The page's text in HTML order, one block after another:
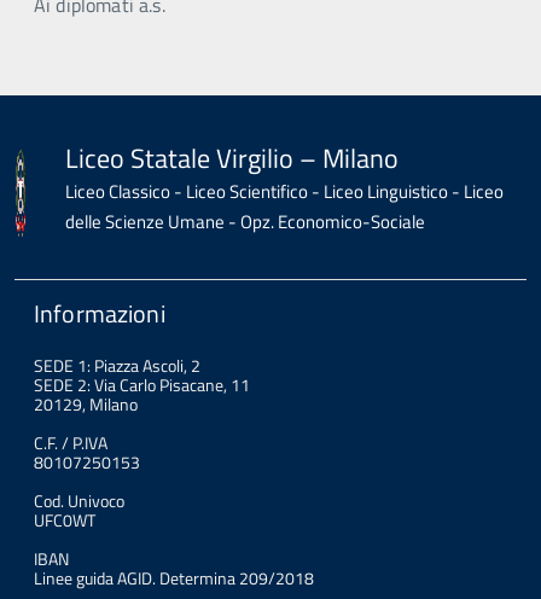
Liceo Statale Virgilio – Milano
Liceo Classico - Liceo Scientifico - Liceo Linguistico - Liceo
delle Scienze Umane - Opz. Economico-Sociale
Informazioni
SEDE 1: Piazza Ascoli, 2
SEDE 2: Via Carlo Pisacane, 11
20129, Milano
C.F. / P.IVA
80107250153
Cod. Univoco
UFC0WT
IBAN
Linee guida AGID. Determina 209/2018